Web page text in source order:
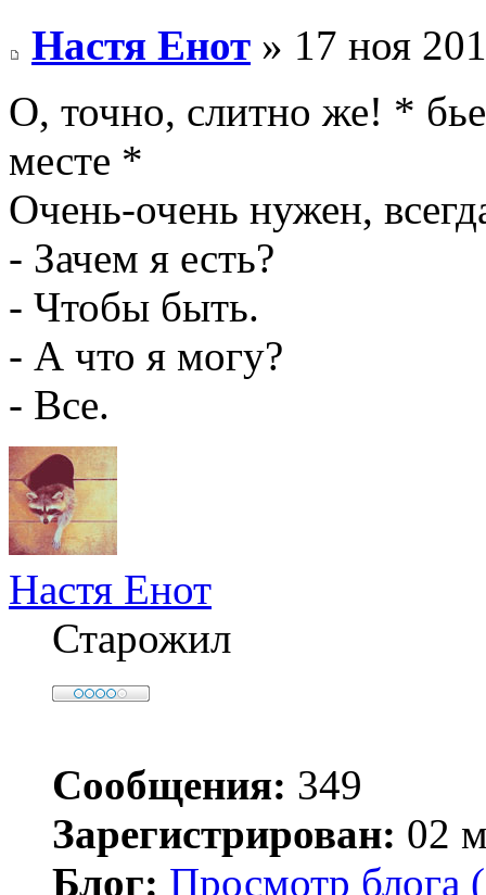
Настя Енот » 17 ноя
О, точно, слитно же! *
месте *
Очень-очень нужен,
- Зачем я есть?
- Чтобы быть.
- А что я могу?
- Все.
Настя Енот
Старожил
Сообщения: 349
Зарегистрирован: 02
Блог: Просмотр блога